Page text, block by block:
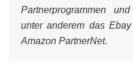
Partnerprogrammen
unter anderem das
Amazon PartnerNet.